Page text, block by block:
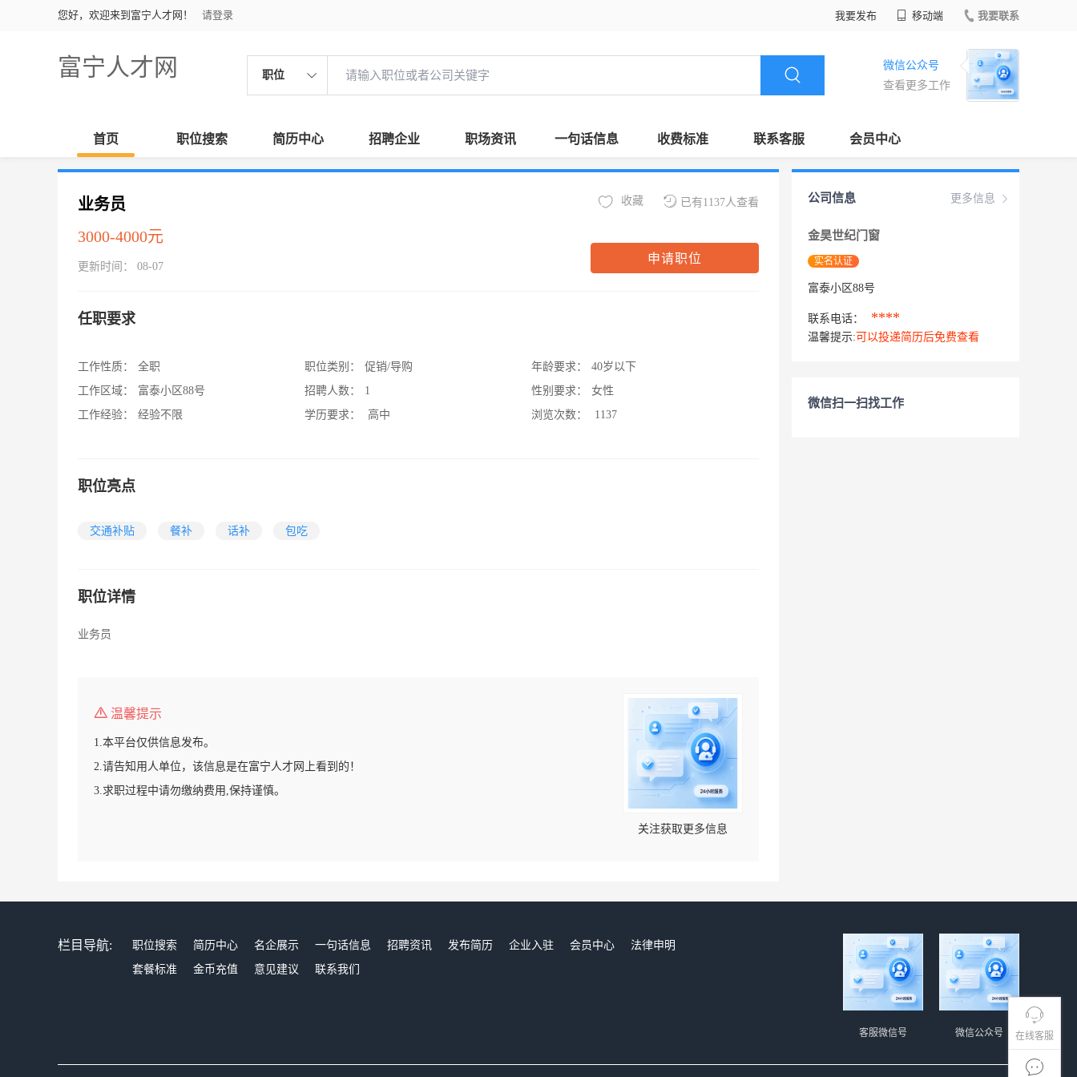
您好，欢迎来到富宁人才网！ 请登录 我要发布 移动端 我要联系
富宁人才网 职位
微信公众号
查看更多工作
首页 职位搜索 简历中心 招聘企业 职场资讯 一句话信息 收费标准 联系客服 会员中心
在线客服
业务员
3000-4000元
更新时间： 08-07
已有1137人查看
收藏
申请职位
任职要求
工作性质：
全职
工作区域：
富泰小区88号
工作经验：
经验不限
职位类别：
促销/导购
招聘人数：
1
学历要求：
高中
年龄要求：
40岁以下
性别要求：
女性
浏览次数：
1137
职位亮点
交通补贴 餐补 话补 包吃
职位详情
业务员
温馨提示
1.本平台仅供信息发布。
2.请告知用人单位，该信息是在富宁人才网上看到的！
3.求职过程中请勿缴纳费用,保持谨慎。
关注获取更多信息
更多信息
公司信息
金昊世纪门窗
实名认证
富泰小区88号
联系电话： ****
温馨提示: 可以投递简历后免费查看
微信扫一扫找工作
栏目导航: 职位搜索 简历中心 名企展示 一句话信息 招聘资讯 发布简历 企业入驻 会员中心
法律申明
套餐标准
金币充值 意见建议 联系我们
微信公众号
客服微信号